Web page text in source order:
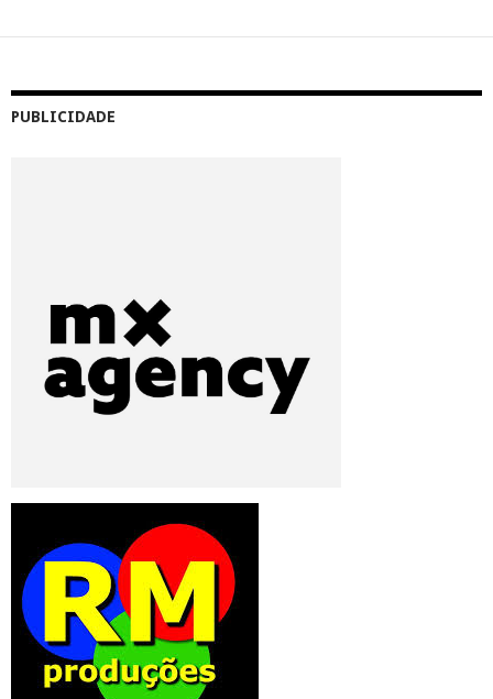
PUBLICIDADE